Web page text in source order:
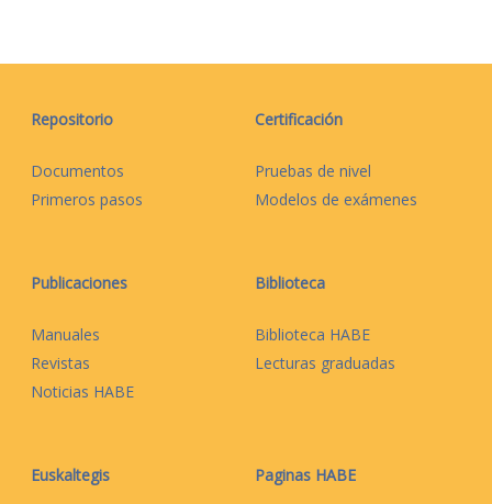
Repositorio
Documentos
Primeros pasos
Certificación
Pruebas de nivel
Modelos de exámenes
Publicaciones
Manuales
Revistas
Noticias HABE
Biblioteca
Biblioteca HABE
Lecturas graduadas
Euskaltegis Paginas HABE